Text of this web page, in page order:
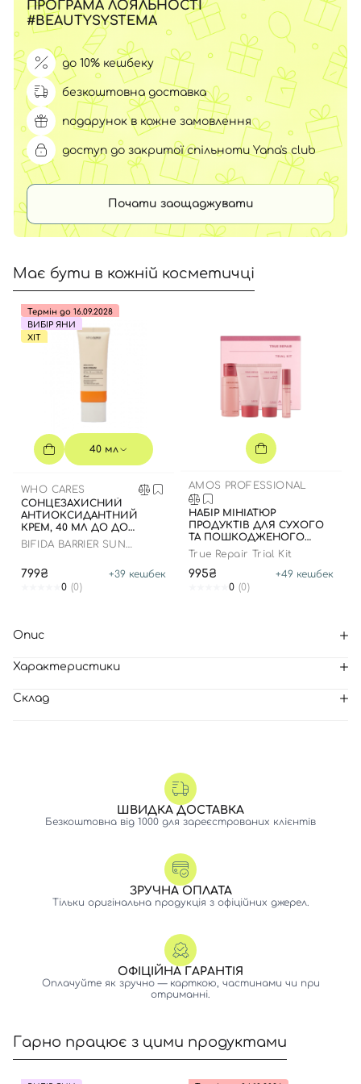
ПРОГРАМА ЛОЯЛЬНОСТІ
#BEAUTYSYSTEMA
до 10% кешбеку
безкоштовна доставка
подарунок в кожне замовлення
доступ до закритої спільноти Yana's club
Почати заощаджувати
Має бути в кожній косметичці
Термін до 16.09.2028
ВИБІР ЯНИ
ХІТ
40 мл
WHO CARES
СОНЦЕЗАХИСНИЙ
АНТИОКСИДАНТНИЙ
КРЕМ, 40 МЛ ДО ДО
16.09.2028 РОКУ
BIFIDA BARRIER SUN
799₴ +39 кешбек
0 (0)
AMOS PROFESSIONAL
НАБІР МІНІАТЮР
ПРОДУКТІВ ДЛЯ СУХОГО
ТА ПОШКОДЖЕНОГО
ВОЛОССЯ
True Repair Trial Kit
995₴ +49 кешбек
0 (0)
Опис
Характеристики
Склад
ШВИДКА ДОСТАВКА
Безкоштовна від 1000 для зареєстрованих клієнтів
ЗРУЧНА ОПЛАТА
Тільки оригінальна продукція з офіційних джерел.
ОФІЦІЙНА ГАРАНТІЯ
Оплачуйте як зручно — карткою, частинами чи при
отриманні.
Гарно працює з цими продуктами